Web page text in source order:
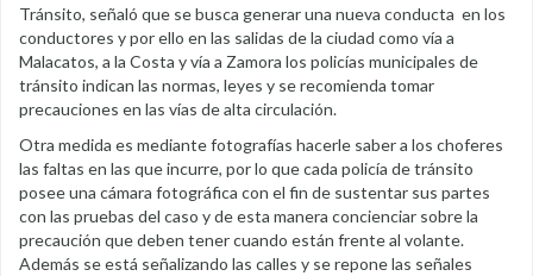
Tránsito, señaló que se busca generar una nueva conducta en los
conductores y por ello en las salidas de la ciudad como vía a
Malacatos, a la Costa y vía a Zamora los policías municipales de
tránsito indican las normas, leyes y se recomienda tomar
precauciones en las vías de alta circulación.
Otra medida es mediante fotografías hacerle saber a los choferes
las faltas en las que incurre, por lo que cada policía de tránsito
posee una cámara fotográfica con el fin de sustentar sus partes
con las pruebas del caso y de esta manera concienciar sobre la
precaución que deben tener cuando están frente al volante.
Además se está señalizando las calles y se repone las señales